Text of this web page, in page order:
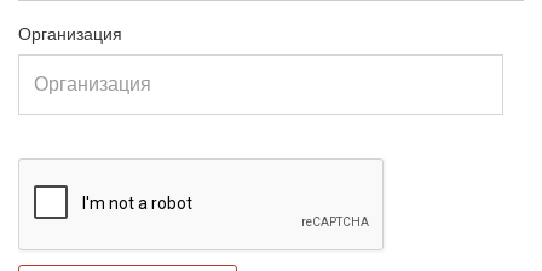
Организация